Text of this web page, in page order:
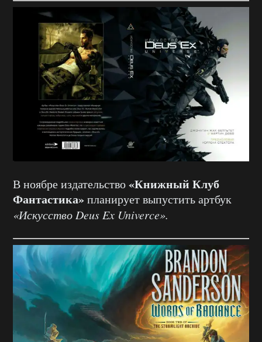
В ноябре издательство«Книжный Клуб
Фантастика»планирует выпустить артбук
«Искусство Deus Ex Univerce».